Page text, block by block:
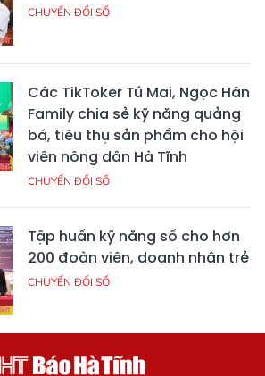
CHUYỂN ĐỔI SỐ
Các TikToker Tú Mai, Ngọc Hân
Family chia sẻ kỹ năng quảng
bá, tiêu thụ sản phẩm cho hội
viên nông dân Hà Tĩnh
CHUYỂN ĐỔI SỐ
Tập huấn kỹ năng số cho hơn
200 đoàn viên, doanh nhân trẻ
CHUYỂN ĐỔI SỐ